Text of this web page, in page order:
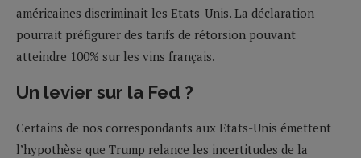
américaines discriminait les Etats-Unis. La déclaration
pourrait préfigurer des tarifs de rétorsion pouvant
atteindre 100% sur les vins français.
Un levier sur la Fed ?
Certains de nos correspondants aux Etats-Unis émettent
l’hypothèse que Trump relance les incertitudes de la